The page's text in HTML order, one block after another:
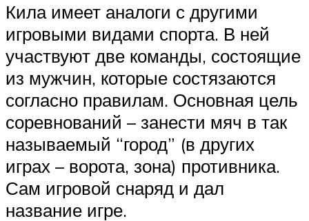
Кила имеет аналоги с другими
игровыми видами спорта. В ней
участвуют две команды, состоящие
из мужчин, которые состязаются
согласно правилам. Основная цель
соревнований – занести мяч в так
называемый “город” (в других
играх – ворота, зона) противника.
Сам игровой снаряд и дал
название игре.